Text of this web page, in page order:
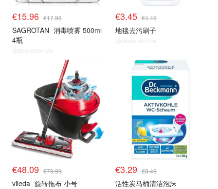
€15.96 €17.96
SAGROTAN 消毒喷雾 500ml
4瓶
@dealmoon.de
€3.45 €4.49
地毯去污刷子
@dealmoon.de
€48.09 €79.99
vileda 旋转拖布 小号
€3.29 €3.49
活性炭马桶清洁泡沫